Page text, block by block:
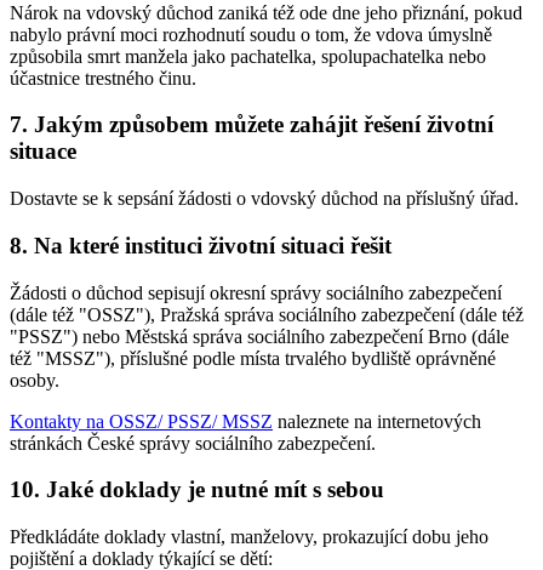
Nárok na vdovský důchod zaniká též ode dne jeho přiznání, pokud
nabylo právní moci rozhodnutí soudu o tom, že vdova úmyslně
způsobila smrt manžela jako pachatelka, spolupachatelka nebo
účastnice trestného činu.
7. Jakým způsobem můžete zahájit řešení životní
situace
Dostavte se k sepsání žádosti o vdovský důchod na příslušný úřad.
8. Na které instituci životní situaci řešit
Žádosti o důchod sepisují okresní správy sociálního zabezpečení
(dále též "OSSZ"), Pražská správa sociálního zabezpečení (dále též
"PSSZ") nebo Městská správa sociálního zabezpečení Brno (dále
též "MSSZ"), příslušné podle místa trvalého bydliště oprávněné
osoby.
Kontakty na OSSZ/ PSSZ/ MSSZ naleznete na internetových
stránkách České správy sociálního zabezpečení.
10. Jaké doklady je nutné mít s sebou
Předkládáte doklady vlastní, manželovy, prokazující dobu jeho
pojištění a doklady týkající se dětí: